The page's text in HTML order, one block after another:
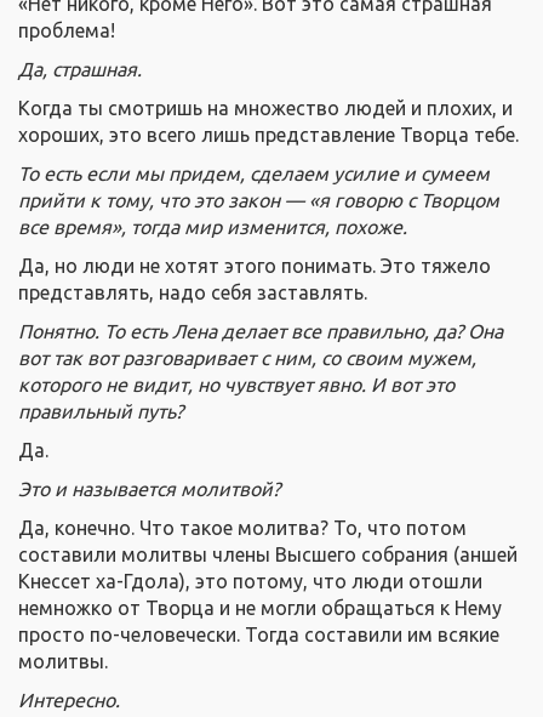
проблема!
Да, страшная.
Когда ты смотришь на множество людей и плохих, и
хороших, это всего лишь представление Творца тебе.
То есть если мы придем, сделаем усилие и сумеем
прийти к тому, что это закон — «я говорю с Творцом
все время», тогда мир изменится, похоже.
Да, но люди не хотят этого понимать. Это тяжело
представлять, надо себя заставлять.
Понятно. То есть Лена делает все правильно, да? Она
вот так вот разговаривает с ним, со своим мужем,
которого не видит, но чувствует явно. И вот это
правильный путь?
Да.
Это и называется молитвой?
Да, конечно. Что такое молитва? То, что потом
составили молитвы члены Высшего собрания (аншей
Кнессет ха-Гдола), это потому, что люди отошли
немножко от Творца и не могли обращаться к Нему
просто по-человечески. Тогда составили им всякие
молитвы.
Интересно.